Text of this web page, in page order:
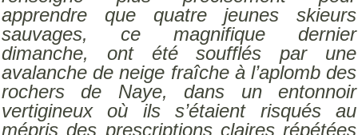
apprendre que quatre jeunes skieurs
sauvages, ce magnifique dernier
dimanche, ont été soufflés par une
avalanche de neige fraîche à l’aplomb des
rochers de Naye, dans un entonnoir
vertigineux où ils s’étaient risqués au
mépris des prescriptions claires répétées